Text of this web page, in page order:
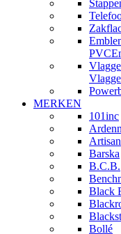
PVC
MERKEN
101inc
Artisan
Barska
B.C.B.
Black
Bollé